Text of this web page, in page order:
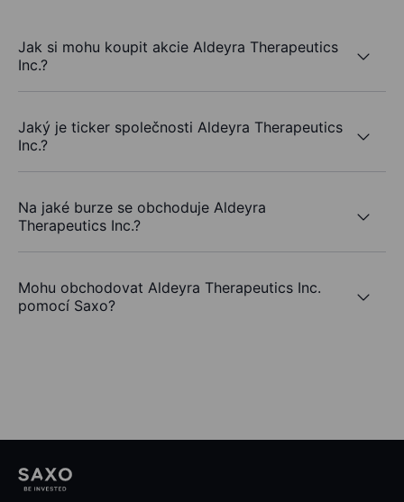
Jak si mohu koupit akcie Aldeyra Therapeutics
Inc.?
Jaký je ticker společnosti Aldeyra Therapeutics
Inc.?
Na jaké burze se obchoduje Aldeyra
Therapeutics Inc.?
Mohu obchodovat Aldeyra Therapeutics Inc.
pomocí Saxo?